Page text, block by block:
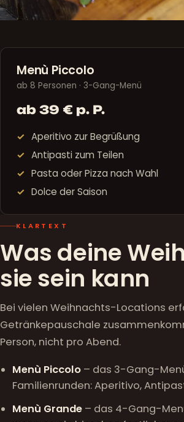
Menù Piccolo
ab 8 Personen · 3-Gang-Menü
ab 39 € p. P.
Aperitivo zur Begrüßung
Antipasti zum Teilen
Pasta oder Pizza nach Wahl
Dolce der Saison
KLARTEXT
Was deine
sie sein kann
Bei vielen Weihnachts-Locations
Getränkepauschale
Person, nicht pro Abend.
Menù Piccolo– das 3-Gang-
Familienrunden: Aperitivo,
Menù Grande– das 4-Gang-